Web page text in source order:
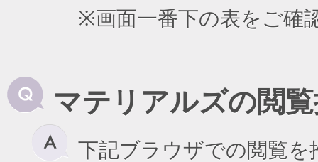
※画面一番下の表をご確
マテリアルズの閲
下記ブラウザでの閲覧を